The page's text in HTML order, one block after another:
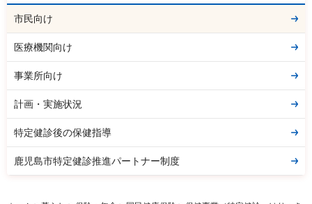
市民向け
医療機関向け
事業所向け
計画・実施状況
特定健診後の保健指導
鹿児島市特定健診推進パートナー制度